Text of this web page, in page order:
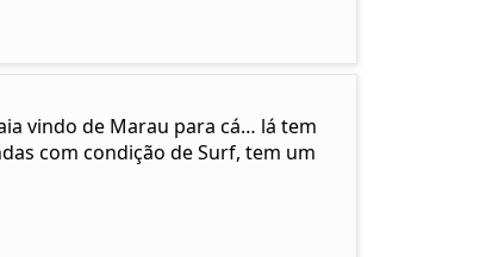
vindo de Marau para cá… lá tem
com condição de Surf, tem um